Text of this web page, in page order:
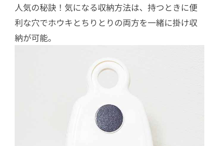
人気の秘訣！気になる収納方法は、持つときに便
利な穴でホウキとちりとりの両方を一緒に掛け収
納が可能。